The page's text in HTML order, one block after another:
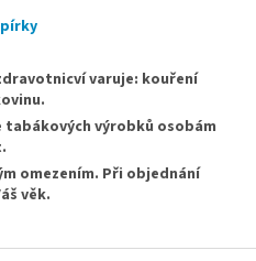
varuje: kouření
tabákových výrobků osobám
omezením. Při objednání
věk.